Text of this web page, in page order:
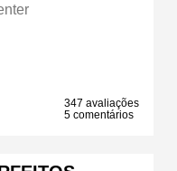
347 avaliações
5 comentários